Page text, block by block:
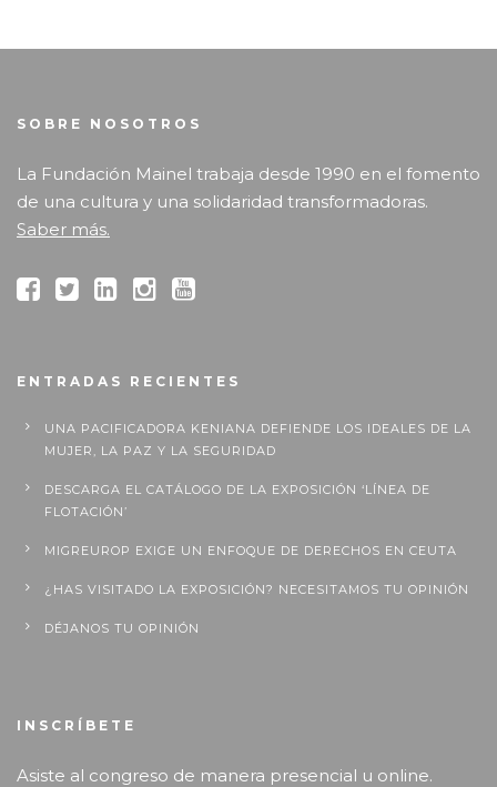
SOBRE NOSOTROS
La Fundación Mainel trabaja desde 1990 en el fomento
de una cultura y una solidaridad transformadoras.
Saber más.
ENTRADAS RECIENTES
UNA PACIFICADORA KENIANA DEFIENDE LOS IDEALES DE LA
MUJER, LA PAZ Y LA SEGURIDAD
DESCARGA EL CATÁLOGO DE LA EXPOSICIÓN ‘LÍNEA DE
FLOTACIÓN’
MIGREUROP EXIGE UN ENFOQUE DE DERECHOS EN CEUTA
¿HAS VISITADO LA EXPOSICIÓN? NECESITAMOS TU OPINIÓN
DÉJANOS TU OPINIÓN
INSCRÍBETE
Asiste al congreso de manera presencial u online.